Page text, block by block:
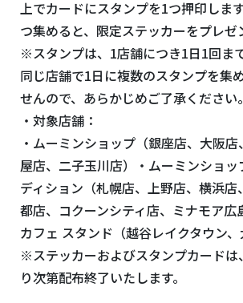
上でカードにスタンプを1つ押印しま
つ集めると、限定ステッカーをプレゼ
※スタンプは、1店舗につき1日1回ま
同じ店舗で1日に複数のスタンプを集
せんので、あらかじめご了承ください。
・対象店舗：
・ムーミンショップ（銀座店、大阪
屋店、二子玉川店）・ムーミンショッ
ディション（札幌店、上野店、横浜
都店、コクーンシティ店、ミナモア広
カフェ スタンド（越谷レイクタウン、
※ステッカーおよびスタンプカードは
り次第配布終了いたします。